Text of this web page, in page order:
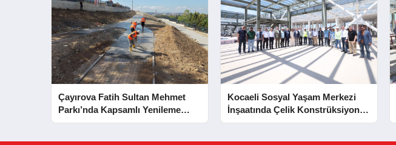
Çayırova Fatih Sultan Mehmet
Parkı’nda Kapsamlı Yenileme
Başladı
Kocaeli Sosyal Yaşam Merkezi
İnşaatında Çelik Konstrüksiyon
Aşaması Tamamlandı